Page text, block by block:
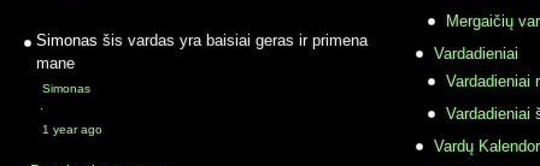
Simonas šis vardas yra baisiai geras ir primena
mane
Simonas
·
1 year ago
Mergaičių
Vardadieniai
Vardadieniai
Vardadieniai
Vardų